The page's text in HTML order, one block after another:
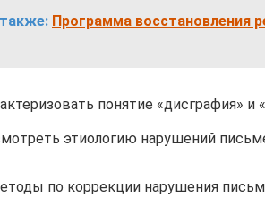
Программа восстановления
понятие «дисграфия» и
этиологию нарушений
по коррекции нарушения